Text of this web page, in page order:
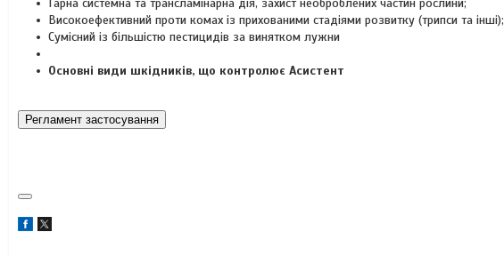
Високоефективний проти комах із прихованими стадіями розвитку (трипси та інші);
Сумісний із більшістю пестицидів за винятком лужни
Основні види шкідників, що контролює Асистент
Регламент застосування